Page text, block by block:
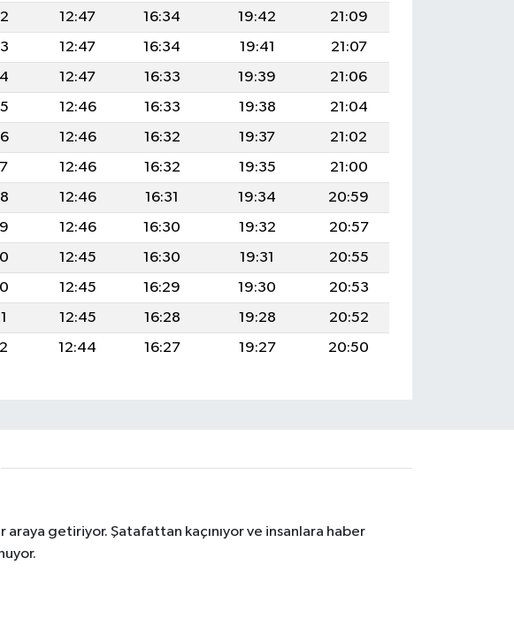
12:47 16:34 19:42
21:09
12:47 16:34 19:41
21:07
12:47 16:33 19:39
21:06
12:46 16:33 19:38
21:04
12:46 16:32 19:37
21:02
12:46 16:32 19:35
21:00
12:46 16:31 19:34
20:59
12:46 16:30 19:32
20:57
12:45 16:30 19:31
20:55
12:45 16:29 19:30
20:53
12:45 16:28 19:28
20:52
12:44 16:27 19:27 20:50
getiriyor. Şatafattan kaçınıyor ve insanlara haber